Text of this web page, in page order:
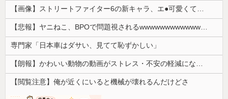
【画像】ストリートファイター6の新キャラ、エ●可愛くてメロメロになるプレイヤーが続出ｗｗｗｗｗ
【悲報】ヤニねこ、BPOで問題視されるwwwwwwwwwwwwwwwwwwwwwwww
専門家「日本車はダサい、見てて恥ずかしい」
【朗報】かわいい動物の動画がストレス・不安の軽減になる可能性。英大学の研究で実証
【閲覧注意】俺が近くにいると機械が壊れるんだけどさ